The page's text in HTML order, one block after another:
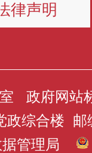
律声明
政府网站
政综合楼 邮
据管理局